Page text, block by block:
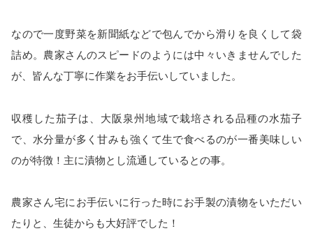
なので一度野菜を新聞紙などで包んでから滑りを良くして袋
詰め。農家さんのスピードのようには中々いきませんでした
が、皆んな丁寧に作業をお手伝いしていました。
収穫した茄子は、大阪泉州地域で栽培される品種の水茄子
で、水分量が多く甘みも強くて生で食べるのが一番美味しい
のが特徴！主に漬物とし流通しているとの事。
農家さん宅にお手伝いに行った時にお手製の漬物をいただい
たりと、生徒からも大好評でした！